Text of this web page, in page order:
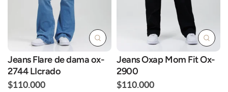
Jeans Flare de dama ox-
2744 LIcrado
$110.000
Jeans Oxap Mom Fit Ox-
2900
$110.000